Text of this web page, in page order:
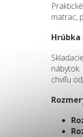
matrac,
Hrúbka
chvíľu